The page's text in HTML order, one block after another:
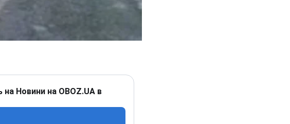
Новини на OBOZ.UA в